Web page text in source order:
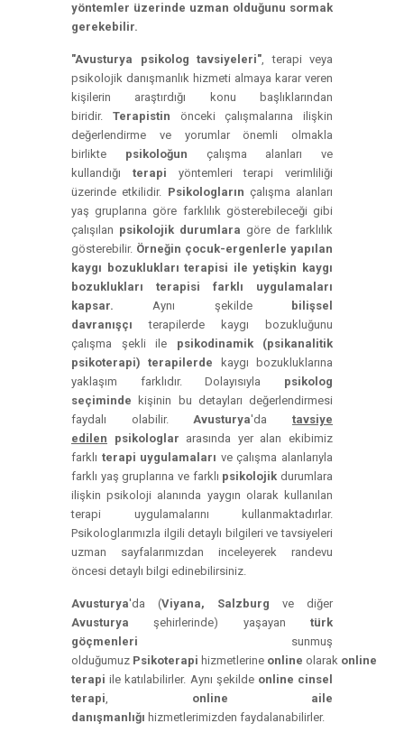
yöntemler üzerinde uzman olduğunu sormak
gerekebilir.
"Avusturya psikolog tavsiyeleri", terapi veya
psikolojik danışmanlık hizmeti almaya karar veren
kişilerin araştırdığı konu başlıklarından
biridir. Terapistin önceki çalışmalarına ilişkin
değerlendirme ve yorumlar önemli olmakla
birlikte psikoloğun çalışma alanları ve
kullandığı terapi yöntemleri terapi verimliliği
üzerinde etkilidir. Psikologların çalışma alanları
yaş gruplarına göre farklılık gösterebileceği gibi
çalışılan psikolojik durumlara göre de farklılık
gösterebilir. Örneğin çocuk-ergenlerle yapılan
kaygı bozuklukları terapisi ile yetişkin kaygı
bozuklukları terapisi farklı uygulamaları
kapsar. Aynı şekilde
bilişsel
davranışçı terapilerde kaygı bozukluğunu
çalışma şekli ile psikodinamik (psikanalitik
psikoterapi) terapilerde kaygı bozukluklarına
yaklaşım farklıdır. Dolayısıyla psikolog
seçiminde kişinin bu detayları değerlendirmesi
faydalı olabilir.Avusturya'datavsiye
edilen
psikologlar arasında yer alan ekibimiz
farklı terapi uygulamaları ve çalışma alanlarıyla
farklı yaş gruplarına ve farklı psikolojik durumlara
ilişkin psikoloji alanında yaygın olarak kullanılan
terapi uygulamalarını kullanmaktadırlar.
Psikologlarımızla ilgili detaylı bilgileri ve tavsiyeleri
uzman sayfalarımızdan inceleyerek randevu
öncesi detaylı bilgi edinebilirsiniz.
Avusturya'da (Viyana, Salzburg ve diğer
Avusturya şehirlerinde) yaşayan türk
göçmenleri sunmuş
olduğumuz Psikoterapi hizmetlerine online olarak online
terapi ile katılabilirler. Aynı şekilde online cinsel
terapi, online aile
danışmanlığı hizmetlerimizden faydalanabilirler.